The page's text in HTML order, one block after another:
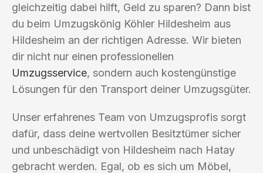
gleichzeitig dabei hilft, Geld zu sparen? Dann bist
du beim Umzugskönig Köhler Hildesheim aus
Hildesheim an der richtigen Adresse. Wir bieten
dir nicht nur einen professionellen
Umzugsservice, sondern auch kostengünstige
Lösungen für den Transport deiner Umzugsgüter.
Unser erfahrenes Team von Umzugsprofis sorgt
dafür, dass deine wertvollen Besitztümer sicher
und unbeschädigt von Hildesheim nach Hatay
gebracht werden. Egal, ob es sich um Möbel,